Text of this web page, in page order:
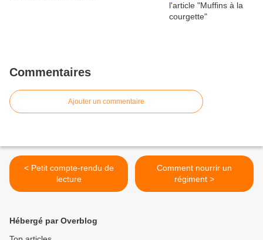
Commentaires
Ajouter un commentaire
< Petit compte-rendu de
lecture
Comment nourrir un
régiment >
Hébergé par Overblog